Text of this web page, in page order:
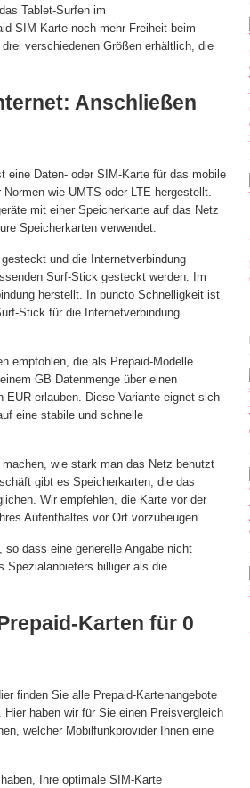
Tablet-Surfen im
SIM-Karte noch mehr Freiheit beim
verschiedenen Größen erhältlich, die
Anschließen
eine Daten- oder SIM-Karte für das mobile
wie UMTS oder LTE hergestellt.
mit einer Speicherkarte auf das Netz
Speicherkarten verwendet.
und die Internetverbindung
Surf-Stick gesteckt werden. Im
herstellt. In puncto Schnelligkeit ist
Stick für die Internetverbindung
empfohlen, die als Prepaid-Modelle
GB Datenmenge über einen
erlauben. Diese Variante eignet sich
eine stabile und schnelle
wie stark man das Netz benutzt
gibt es Speicherkarten, die das
Wir empfehlen, die Karte vor der
Aufenthaltes vor Ort vorzubeugen.
dass eine generelle Angabe nicht
Spezialanbieters billiger als die
Karten für 0
finden Sie alle Prepaid-Kartenangebote
haben wir für Sie einen Preisvergleich
welcher Mobilfunkprovider Ihnen eine
Ihre optimale SIM-Karte